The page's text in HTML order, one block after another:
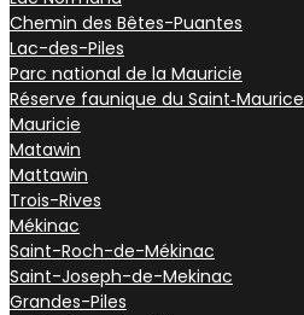
Chemin des Bêtes-Puantes
Lac-des-Piles
Parc national de la Mauricie
Réserve faunique du Saint‑Maurice
Mauricie
Matawin
Mattawin
Trois-Rives
Mékinac
Saint-Roch-de-Mékinac
Saint-Joseph-de-Mekinac
Grandes-Piles